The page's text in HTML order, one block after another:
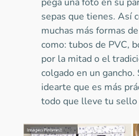
sepas que tienes. Así
muchas más formas
como: tubos de PVC,
por la mitad o el
colgado en un
idearte que es más
todo que lleve tu sello